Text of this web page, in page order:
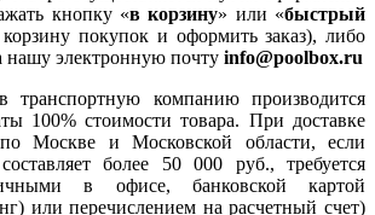
кнопку «в корзину» или «быстрый
покупок и оформить заказ), либо
нашу электронную почту info@poolbox.ru
транспортную компанию производится
100% стоимости товара. При доставке
Москве и Московской области, если
более 50 000 руб., требуется
в офисе, банковской картой
или перечислением на расчетный счет)